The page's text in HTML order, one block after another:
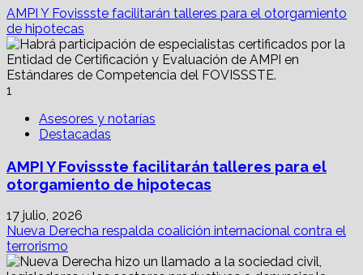
AMPI Y Fovissste facilitarán talleres para el otorgamiento
de hipotecas
1
Asesores y notarías
Destacadas
AMPI Y Fovissste facilitarán talleres para el
otorgamiento de hipotecas
17 julio, 2026
Nueva Derecha respalda coalición internacional contra el
terrorismo